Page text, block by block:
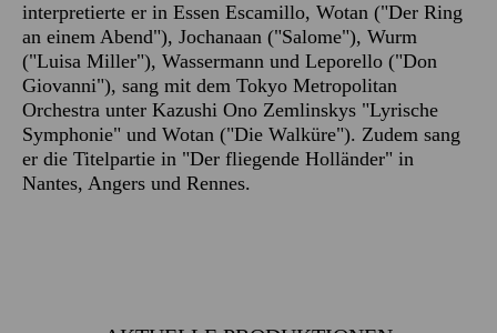
interpretierte er in Essen Escamillo, Wotan ("Der Ring
an einem Abend"), Jochanaan ("Salome"), Wurm
("Luisa Miller"), Wassermann und Leporello ("Don
Giovanni"), sang mit dem Tokyo Metropolitan
Orchestra unter Kazushi Ono Zemlinskys "Lyrische
Symphonie" und Wotan ("Die Walküre"). Zudem sang
er die Titelpartie in "Der fliegende Holländer" in
Nantes, Angers und Rennes.